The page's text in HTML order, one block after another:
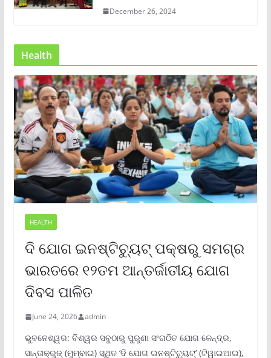
December 26, 2024
Health
HEALTH
ଦି ଯୋଗ ଇନଷ୍ଟିଚ୍ୟୁଟ୍ ପକ୍ଷରୁ ସମଗ୍ର
ଭାରତରେ ୧୨ତମ ଆନ୍ତର୍ଜାତୀୟ ଯୋଗ
ଦିବସ ପାଳିତ
June 24, 2026 admin
ଭୁବନେଶ୍ୱର: ବିଶ୍ୱର ସବୁଠାରୁ ପୁରୁଣା ସଂଗଠିତ ଯୋଗ କେନ୍ଦ୍ର,
ସାନ୍ତାକ୍ରୁଜ୍ (ମୁମ୍ବାଇ) ସ୍ଥିତ ‘ଦି ଯୋଗ ଇନଷ୍ଟିଚ୍ୟୁଟ୍‌’ (ଟିୱାଇଆଇ),